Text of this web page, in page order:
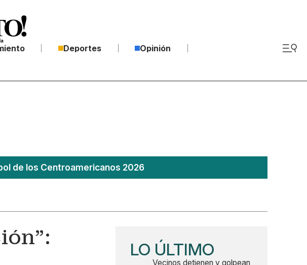
Deportes Opinión
de los Centroamericanos 2026
LO ÚLTIMO
Vecinos detienen y golpean